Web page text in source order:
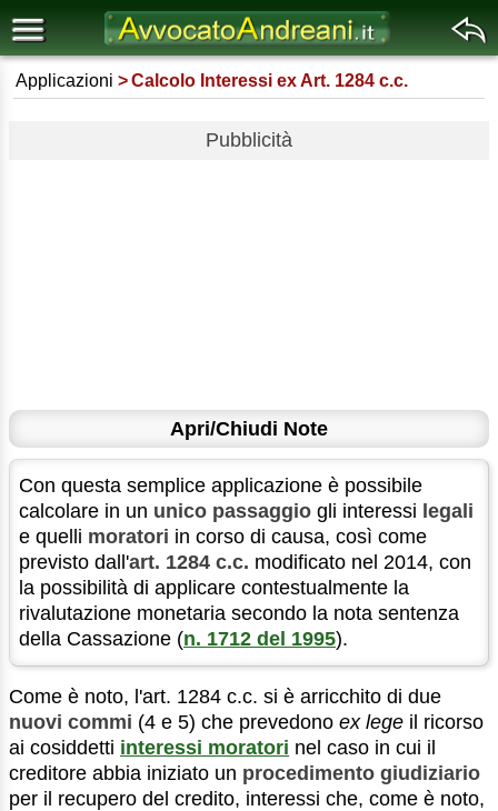
Applicazioni Calcolo Interessi ex Art. 1284 c.c.
Pubblicità
Apri/Chiudi Note
Con questa semplice applicazione è possibile
calcolare in un unico passaggio gli interessi legali
e quelli moratori in corso di causa, così come
previsto dall'art. 1284 c.c. modificato nel 2014, con
la possibilità di applicare contestualmente la
rivalutazione monetaria secondo la nota sentenza
della Cassazione (n. 1712 del 1995).
Come è noto, l'art. 1284 c.c. si è arricchito di due
nuovi commi (4 e 5) che prevedono ex lege il ricorso
ai cosiddetti interessi moratori nel caso in cui il
creditore abbia iniziato un procedimento giudiziario
per il recupero del credito, interessi che, come è noto,